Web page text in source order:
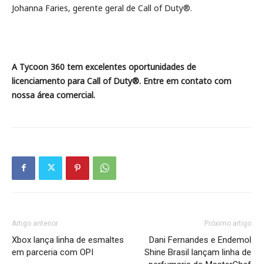
Johanna Faries, gerente geral de Call of Duty®.
A Tycoon 360 tem excelentes oportunidades de
licenciamento para Call of Duty®. Entre em contato com
nossa área comercial.
Artigo anterior
Xbox lança linha de esmaltes
em parceria com OPI
Próximo artigo
Dani Fernandes e Endemol
Shine Brasil lançam linha de